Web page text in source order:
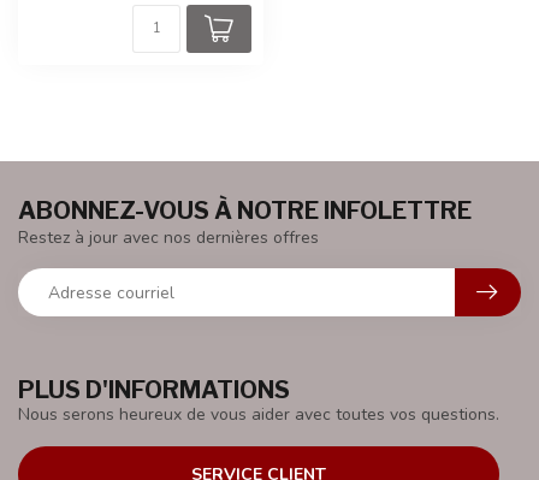
PLUS D'INFORMATIONS
Nous serons heureux de vous aider avec toutes vos questions.
SERVICE CLIENT
ABONNEZ-VOUS À NOTRE INFOLETTRE
Restez à jour avec nos dernières offres